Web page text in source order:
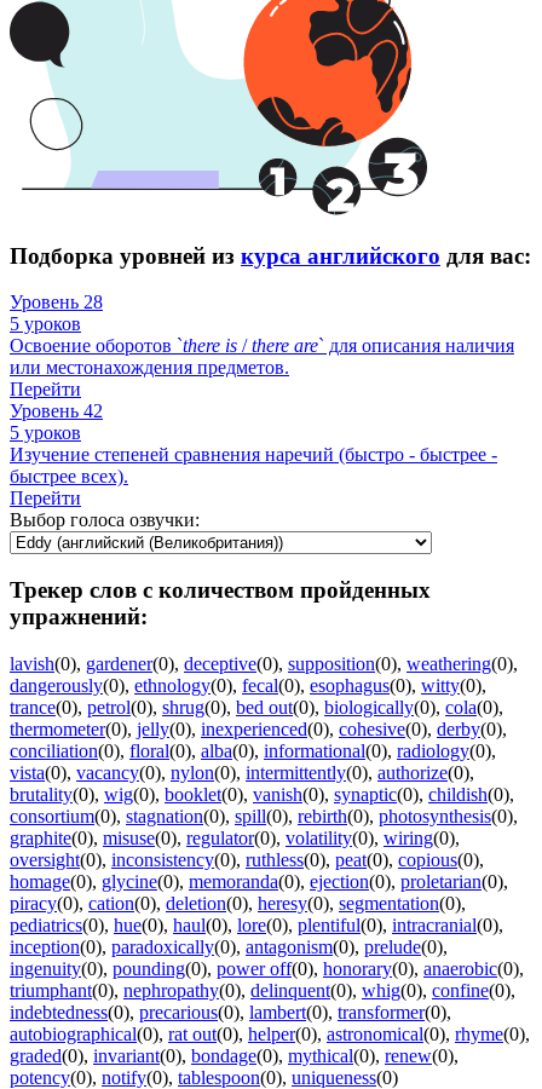
Подборка уровней из курса английского для вас:
Уровень 28
5 уроков
Освоение оборотов `there is /there are` для описания наличия
или местонахождения предметов.
Перейти
Уровень 42
5 уроков
Изучение степеней сравнения наречий (быстро - быстрее -
быстрее всех).
Перейти
Выбор голоса озвучки:
Трекер слов с количеством пройденных
упражнений:
lavish(0), gardener(0), deceptive(0), supposition(0), weathering(0),
dangerously(0), ethnology(0), fecal(0), esophagus(0), witty(0),
trance(0), petrol(0), shrug(0), bed out(0), biologically(0), cola(0),
thermometer(0), jelly(0), inexperienced(0), cohesive(0), derby(0),
conciliation(0), floral(0), alba(0), informational(0), radiology(0),
vista(0), vacancy(0), nylon(0), intermittently(0), authorize(0),
brutality(0), wig(0), booklet(0), vanish(0), synaptic(0), childish(0),
consortium(0), stagnation(0), spill(0), rebirth(0), photosynthesis(0),
graphite(0), misuse(0), regulator(0), volatility(0), wiring(0),
oversight(0), inconsistency(0), ruthless(0), peat(0), copious(0),
homage(0), glycine(0), memoranda(0), ejection(0), proletarian(0),
piracy(0), cation(0), deletion(0), heresy(0), segmentation(0),
pediatrics(0), hue(0), haul(0), lore(0), plentiful(0), intracranial(0),
inception(0), paradoxically(0), antagonism(0), prelude(0),
ingenuity(0), pounding(0), power off(0), honorary(0), anaerobic(0),
triumphant(0), nephropathy(0), delinquent(0), whig(0), confine(0),
indebtedness(0), precarious(0), lambert(0), transformer(0),
autobiographical(0), rat out(0), helper(0), astronomical(0), rhyme(0),
graded(0), invariant(0), bondage(0), mythical(0), renew(0),
potency(0), notify(0), tablespoon(0), uniqueness(0)